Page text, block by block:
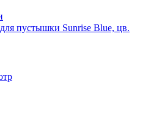
пустышки Sunrise Blue, цв.